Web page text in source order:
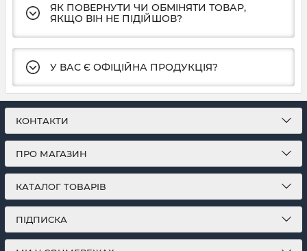
ЯК ПОВЕРНУТИ ЧИ ОБМІНЯТИ ТОВАР,
ЯКЩО ВІН НЕ ПІДІЙШОВ?
У ВАС Є ОФІЦІЙНА ПРОДУКЦІЯ?
КОНТАКТИ
ПРО МАГАЗИН
КАТАЛОГ ТОВАРІВ
ПІДПИСКА